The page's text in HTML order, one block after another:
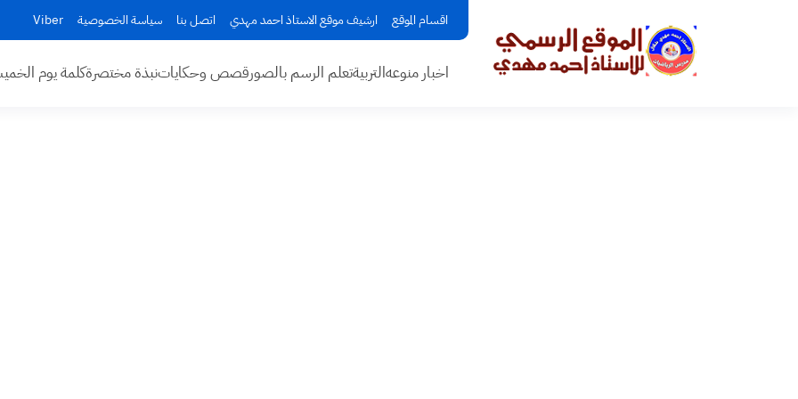
اقسام الموقع ارشيف موقع الاستاذ احمد مهدي اتصل بنا سياسة الخصوصية Viber
اخبار منوعهالتربيةتعلم الرسم بالصورقصص وحكاياتنبذة مختصرةكلمة يوم